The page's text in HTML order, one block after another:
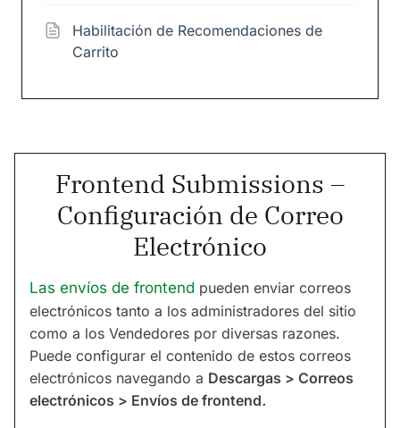
Habilitación de Recomendaciones de
Carrito
Frontend Submissions –
Configuración de Correo
Electrónico
Las envíos de frontend pueden enviar correos
electrónicos tanto a los administradores del sitio
como a los Vendedores por diversas razones.
Puede configurar el contenido de estos correos
electrónicos navegando a Descargas > Correos
electrónicos > Envíos de frontend.